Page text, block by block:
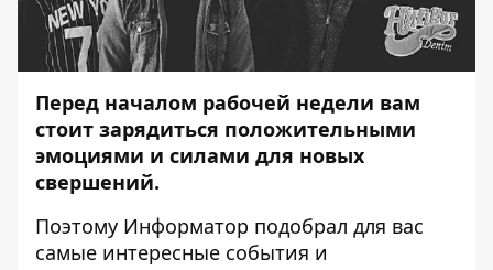
Перед началом рабочей недели вам
стоит зарядиться положительными
эмоциями и силами для новых
свершений.
Поэтому Информатор подобрал для вас
самые интересные события и